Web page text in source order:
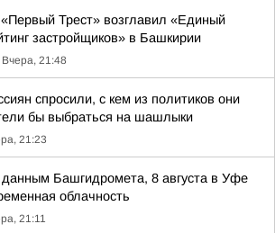
Трест» возглавил «Единый
застройщиков» в Башкирии
Вчера, 21:48
спросили, с кем из политиков они
бы выбраться на шашлыки
21:23
Башгидромета, 8 августа в Уфе
облачность
21:11